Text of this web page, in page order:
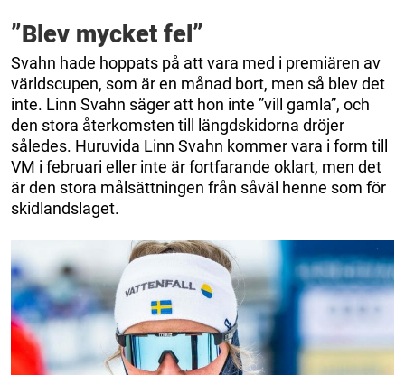
”Blev mycket fel”
Svahn hade hoppats på att vara med i premiären av
världscupen, som är en månad bort, men så blev det
inte. Linn Svahn säger att hon inte ”vill gamla”, och
den stora återkomsten till längdskidorna dröjer
således. Huruvida Linn Svahn kommer vara i form till
VM i februari eller inte är fortfarande oklart, men det
är den stora målsättningen från såväl henne som för
skidlandslaget.